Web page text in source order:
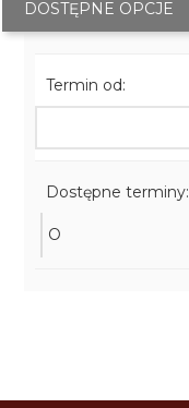
DOSTĘPNE OPCJE
Termin od:
Dostępne terminy:
O